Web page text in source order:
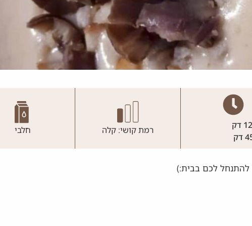
12 דק
דק
רמת קושי: קלה חלבי
להתנחל לכם בבית:)